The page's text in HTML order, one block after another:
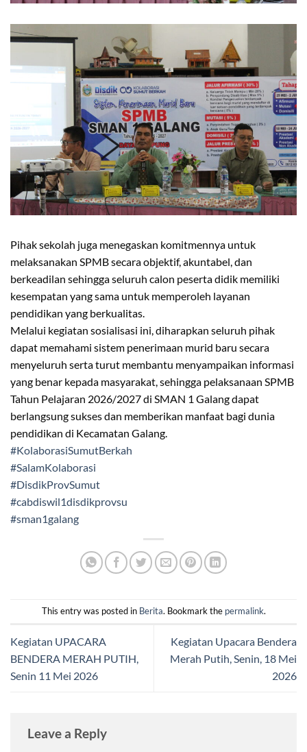
Pihak sekolah juga menegaskan komitmennya untuk
melaksanakan SPMB secara objektif, akuntabel, dan
berkeadilan sehingga seluruh calon peserta didik memiliki
kesempatan yang sama untuk memperoleh layanan
pendidikan yang berkualitas.
Melalui kegiatan sosialisasi ini, diharapkan seluruh pihak
dapat memahami sistem penerimaan murid baru secara
menyeluruh serta turut membantu menyampaikan informasi
yang benar kepada masyarakat, sehingga pelaksanaan SPMB
Tahun Pelajaran 2026/2027 di SMAN 1 Galang dapat
berlangsung sukses dan memberikan manfaat bagi dunia
pendidikan di Kecamatan Galang.
#KolaborasiSumutBerkah
#SalamKolaborasi
#DisdikProvSumut
#cabdiswil1disdikprovsu
#sman1galang
This entry was posted in Berita. Bookmark the permalink.
Kegiatan UPACARA
BENDERA MERAH PUTIH,
Senin 11 Mei 2026
Kegiatan Upacara Bendera
Merah Putih, Senin, 18 Mei
2026
Leave a Reply